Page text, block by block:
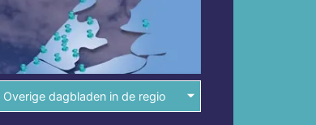
Overige dagbladen in de regio